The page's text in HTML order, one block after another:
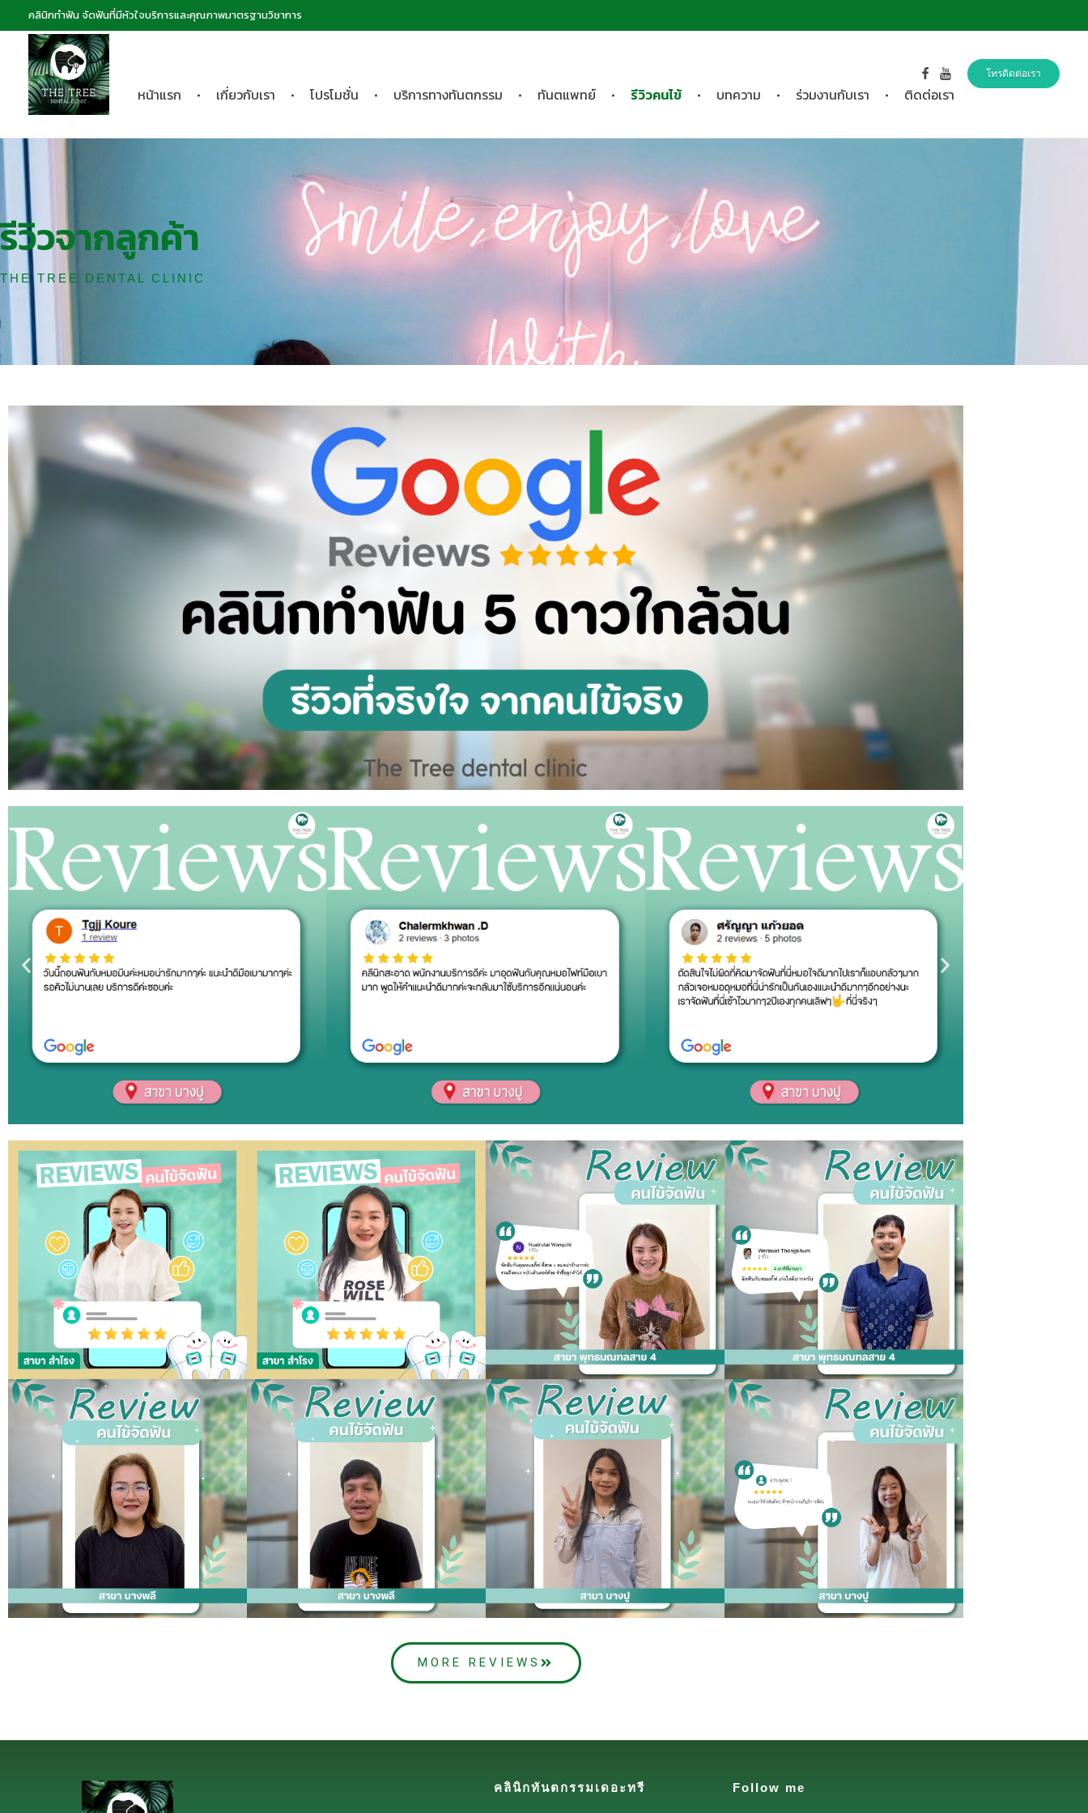
คลินิกทำฟัน จัดฟันที่มีหัวใจบริการและคุณภาพมาตรฐานวิชาการ
โทรติดต่อเรา
หน้าแรก เกี่ยวกับเรา โปรโมชั่น บริการทางทันตกรรม ทันตแพทย์ รีวิวคนไข้ บทความ ร่วมงานกับเรา ติดต่อเรา
รีวิวจากลูกค้า
THE TREE DENTAL CLINIC
MORE REVIEWS
คลินิกทันตกรรมเดอะทรี Follow me